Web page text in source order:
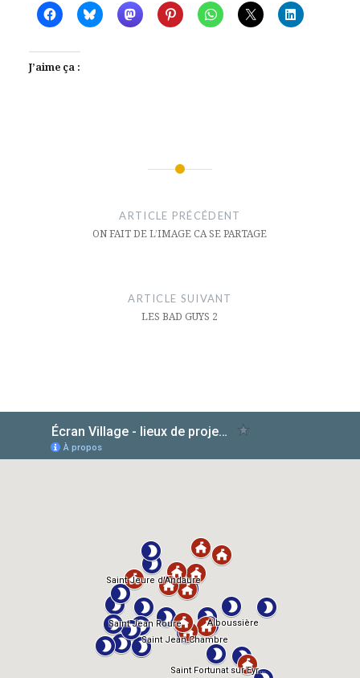
J’aime ça :
ARTICLE PRÉCÉDENT
ON FAIT DE L’IMAGE CA SE PARTAGE
ARTICLE SUIVANT
LES BAD GUYS 2